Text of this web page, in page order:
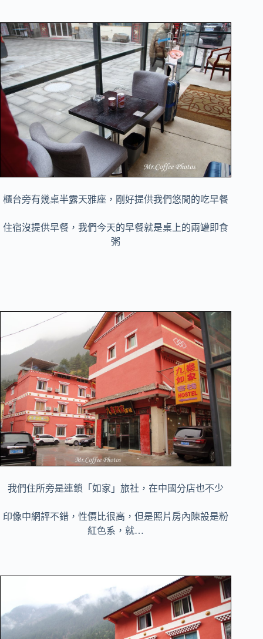
櫃台旁有幾桌半露天雅座，剛好提供我們悠閒的吃早餐
住宿沒提供早餐，我們今天的早餐就是桌上的兩罐即食
粥
我們住所旁是連鎖「如家」旅社，在中國分店也不少
印像中網評不錯，性價比很高，但是照片房內陳設是粉
紅色系，就…